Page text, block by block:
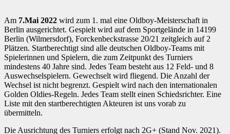
Am 7.Mai 2022 wird zum 1. mal eine Oldboy-Meisterschaft in
Berlin ausgerichtet. Gespielt wird auf dem Sportgelände in 14199
Berlin (Wilmersdorf), Forckenbeckstrasse 20/21 zeitgleich auf 2
Plätzen. Startberechtigt sind alle deutschen Oldboy-Teams mit
Spielerinnen und Spielern, die zum Zeitpunkt des Turniers
mindestens 40 Jahre sind. Jedes Team besteht aus 12 Feld- und 8
Auswechselspielern. Gewechselt wird fliegend. Die Anzahl der
Wechsel ist nicht begrenzt. Gespielt wird nach den internationalen
Golden Oldies-Regeln. Jedes Team stellt einen Schiedsrichter. Eine
Liste mit den startberechtigten Akteuren ist uns vorab zu
übermitteln.
Die Ausrichtung des Turniers erfolgt nach 2G+ (Stand Nov. 2021).